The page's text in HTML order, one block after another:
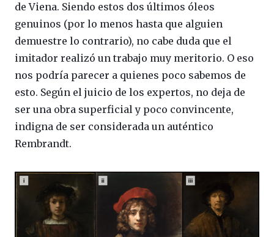
de Viena. Siendo estos dos últimos óleos
genuinos (por lo menos hasta que alguien
demuestre lo contrario), no cabe duda que el
imitador realizó un trabajo muy meritorio. O eso
nos podría parecer a quienes poco sabemos de
esto. Según el juicio de los expertos, no deja de
ser una obra superficial y poco convincente,
indigna de ser considerada un auténtico
Rembrandt.